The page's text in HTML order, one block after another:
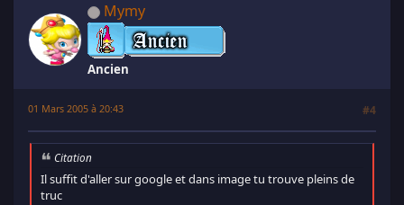
Mymy
Ancien
01 Mars 2005 à 20:43 #4
Citation
Il suffit d'aller sur google et dans image tu trouve pleins de
truc